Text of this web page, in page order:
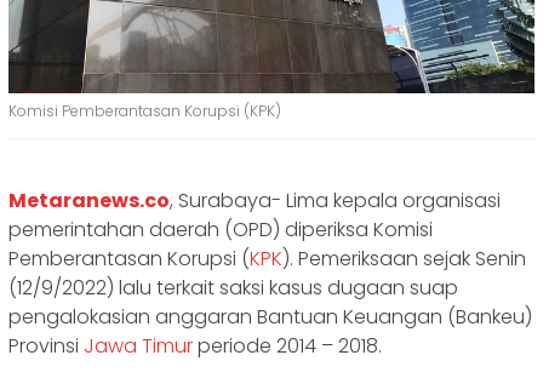
Komisi Pemberantasan Korupsi (KPK)
Metaranews.co, Surabaya- Lima kepala organisasi
pemerintahan daerah (OPD) diperiksa Komisi
Pemberantasan Korupsi (KPK). Pemeriksaan sejak Senin
(12/9/2022) lalu terkait saksi kasus dugaan suap
pengalokasian anggaran Bantuan Keuangan (Bankeu)
Provinsi Jawa Timurperiode 2014 – 2018.